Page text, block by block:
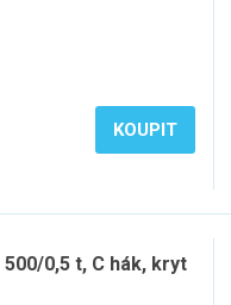
KOUPIT
0,5 t, C hák, kryt